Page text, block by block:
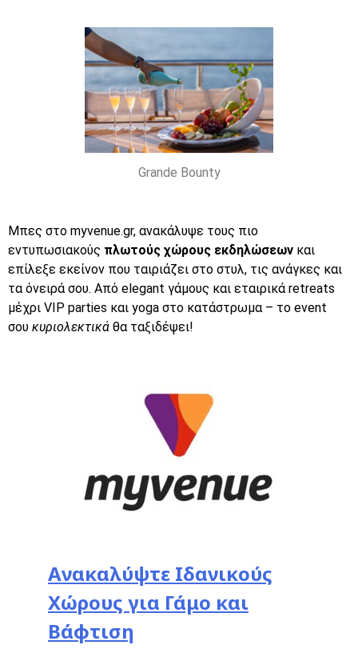
Grande Bounty
Μπες στο myvenue.gr, ανακάλυψε τους πιο
εντυπωσιακούς πλωτούς χώρους εκδηλώσεων και
επίλεξε εκείνον που ταιριάζει στο στυλ, τις ανάγκες και
τα όνειρά σου. Από elegant γάμους και εταιρικά retreats
μέχρι VIP parties και yoga στο κατάστρωμα – το event
σου κυριολεκτικά θα ταξιδέψει!
Ανακαλύψτε Ιδανικούς
Χώρους για Γάμο και
Βάφτιση